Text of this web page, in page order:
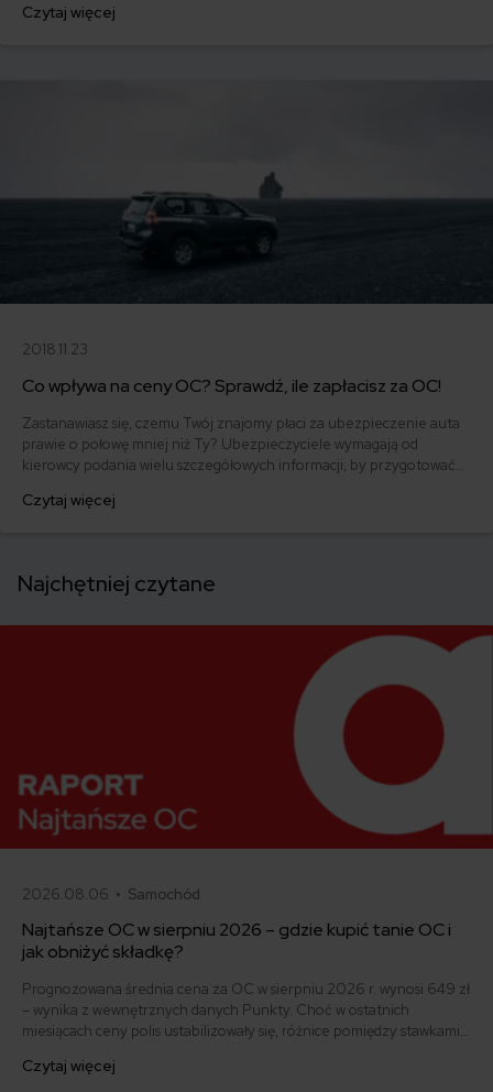
zaoszczędzić na ubezpieczeniu swojego auta. Zapoznaj się z
Czytaj więcej
2018.11.23
Co wpływa na ceny OC? Sprawdź, ile zapłacisz za OC!
Zastanawiasz się, czemu Twój znajomy płaci za ubezpieczenie auta
prawie o połowę mniej niż Ty? Ubezpieczyciele wymagają od
kierowcy podania wielu szczegółowych informacji, by przygotować
wpływa na ceny OC? Ile Ty zapłacisz?
Czytaj więcej
Najchętniej czytane
2026.08.06 • Samochód
Najtańsze OC w sierpniu 2026 – gdzie kupić tanie OC i
jak obniżyć składkę?
Prognozowana średnia cena za OC w sierpniu 2026 r. wynosi 649 zł
– wynika z wewnętrznych danych Punkty. Choć w ostatnich
miesiącach ceny polis ustabilizowały się, różnice pomiędzy stawkami
500 zł, inni – powyżej 1500 zł. Gdzie znaleźć najtańsze OC w Polsce
Czytaj więcej